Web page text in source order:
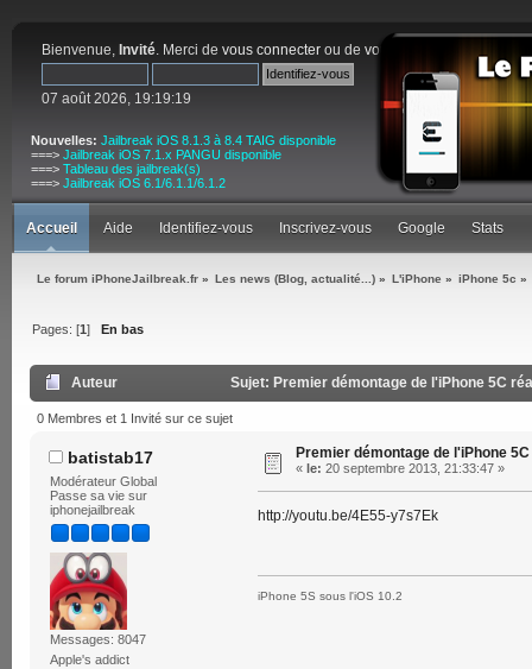
Bienvenue, Invité. Merci de vous connecter ou de vous inscrire
07 août 2026, 19:19:19
Nouvelles: Jailbreak iOS 8.1.3 à 8.4 TAIG disponible
===> Jailbreak iOS 7.1.x PANGU disponible
===> Tableau des jailbreak(s)
===> Jailbreak iOS 6.1/6.1.1/6.1.2
Accueil Aide Identifiez-vous Inscrivez-vous Google Stats
Le forum iPhoneJailbreak.fr » Les news (Blog, actualité...) » L'iPhone » iPhone 5c »
Pages: [1] En bas
Auteur Sujet: Premier démontage de l'iPhone 5C
0 Membres et 1 Invité sur ce sujet
batistab17
Modérateur Global
Passe sa vie sur
iphonejailbreak
Messages: 8047
Apple's addict
Premier démontage de l'iPhone
« le: 20 septembre 2013, 21:33:47 »
http://youtu.be/4E55-y7s7Ek
iPhone 5S sous l'iOS 10.2